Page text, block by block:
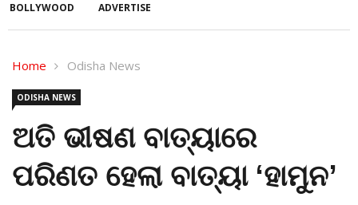
BOLLYWOOD ADVERTISE
Home Odisha News
ODISHA NEWS
ଅତି ଭୀଷଣ ବାତ୍ୟାରେ
ପରିଣତ ହେଲା ବାତ୍ୟା ‘ହାମୁନ’